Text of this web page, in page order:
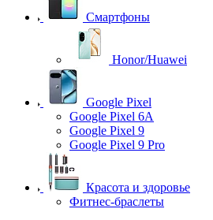
Смартфоны
Honor/Huawei
Google Pixel
Google Pixel 6A
Google Pixel 9
Google Pixel 9 Pro
Красота и здоровье
Фитнес-браслеты